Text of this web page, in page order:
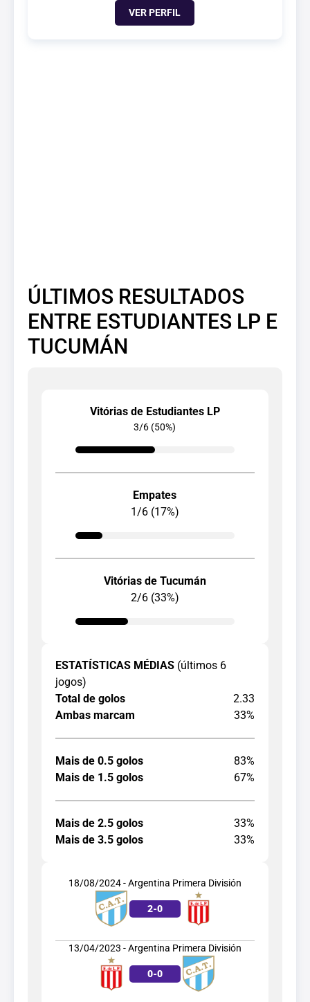
VER PERFIL
ÚLTIMOS RESULTADOS
ENTRE ESTUDIANTES LP E
TUCUMÁN
Vitórias de Estudiantes LP
3/6 (50%)
Empates
1/6 (17%)
Vitórias de Tucumán
2/6 (33%)
ESTATÍSTICAS MÉDIAS (últimos 6
jogos)
Total de golos
2.33
Ambas marcam
33%
Mais de 0.5 golos
83%
Mais de 1.5 golos
67%
Mais de 2.5 golos
33%
Mais de 3.5 golos
33%
18/08/2024 - Argentina Primera División
2-0
13/04/2023 - Argentina Primera División
0-0